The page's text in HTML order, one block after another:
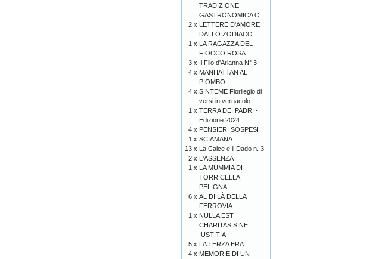
TRADIZIONE
GASTRONOMICA C
2 x LETTERE D'AMORE
DALLO ZODIACO
1 x LA RAGAZZA DEL
FIOCCO ROSA
3 x Il Filo d'Arianna N° 3
4 x MANHATTAN AL
PIOMBO
4 x SINTEME Florilegio di
versi in vernacolo
1 x TERRA DEI PADRI -
Edizione 2024
4 x PENSIERI SOSPESI
1 x SCIAMANA
13 x La Calce e il Dado n. 3
2 x L'ASSENZA
1 x LA MUMMIA DI
TORRICELLA
PELIGNA
6 x AL DI LÀ DELLA
FERROVIA
1 x NULLA EST
CHARITAS SINE
IUSTITIA
5 x LA TERZA ERA
4 x MEMORIE DI UN